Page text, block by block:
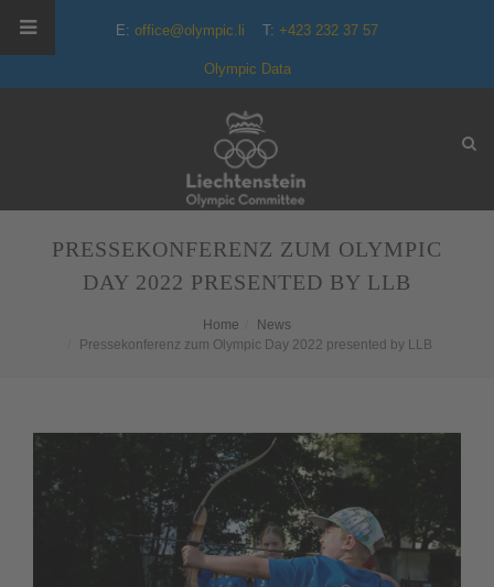
E: office@olympic.li T: +423 232 37 57
Olympic Data
PRESSEKONFERENZ ZUM OLYMPIC
DAY 2022 PRESENTED BY LLB
Home
News
Pressekonferenz zum Olympic Day 2022 presented by LLB